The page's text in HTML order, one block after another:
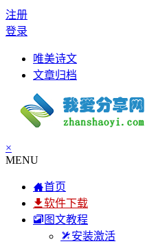
注册
登录
唯美诗文
文章归档
×
MENU
首页
软件下载
图文教程
安装激活